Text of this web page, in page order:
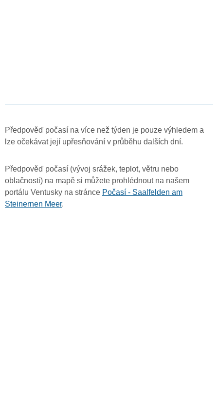
Předpověď počasí na více než týden je pouze výhledem a
lze očekávat její upřesňování v průběhu dalších dní.
Předpověď počasí (vývoj srážek, teplot, větru nebo
oblačnosti) na mapě si můžete prohlédnout na našem
portálu Ventusky na stránce Počasí - Saalfelden am
Steinernen Meer.